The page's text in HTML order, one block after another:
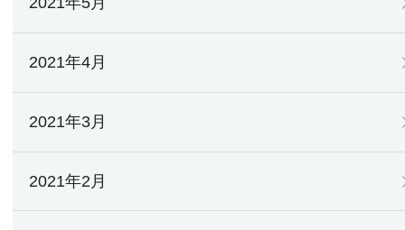
2021年4月
2021年3月
2021年2月